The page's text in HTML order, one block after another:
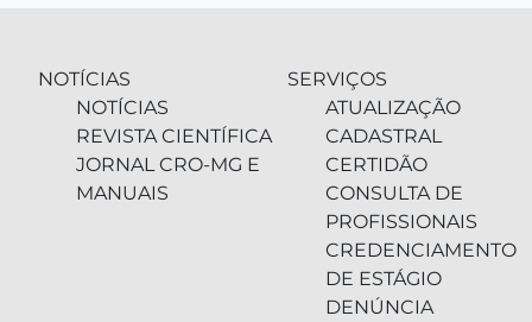
NOTÍCIAS
NOTÍCIAS
REVISTA CIENTÍFICA
JORNAL CRO-MG E
MANUAIS
SERVIÇOS
ATUALIZAÇÃO
CADASTRAL
CERTIDÃO
CONSULTA DE
PROFISSIONAIS
CREDENCIAMENTO
DE ESTÁGIO
DENÚNCIA